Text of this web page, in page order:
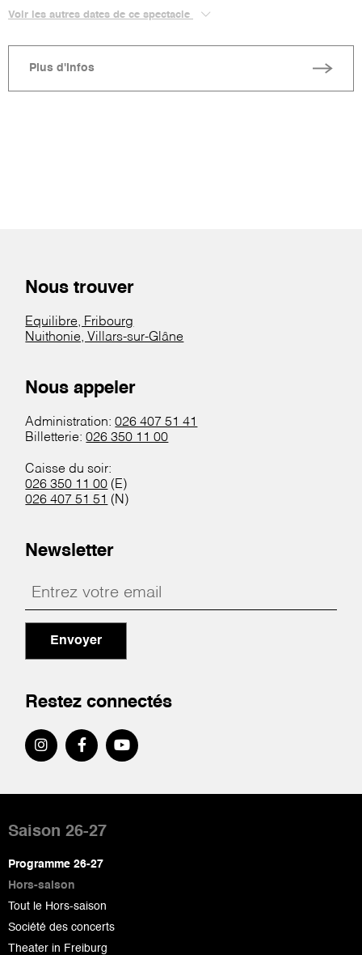
Voir les autres dates de ce spectacle
Plus d'infos
Nous trouver
Equilibre, Fribourg
Nuithonie, Villars-sur-Glâne
Nous appeler
Administration:026 407 51 41
Billetterie:026 350 11 00
Caisse du soir:
026 350 11 00 (E)
026 407 51 51 (N)
Newsletter
Envoyer
Restez connectés
de
page
Saison 26-27
Programme 26-27
Hors-saison
Tout le Hors-saison
Société des concerts
Theater in Freiburg